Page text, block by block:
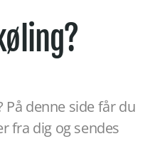
denne side får du
fra dig og sendes